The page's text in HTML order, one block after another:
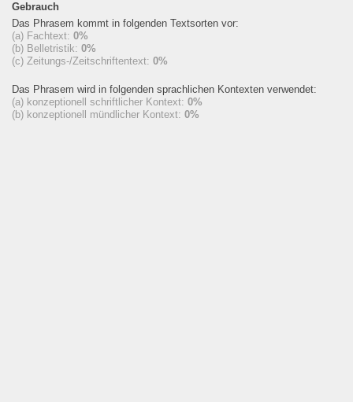
Gebrauch
Das Phrasem kommt in folgenden Textsorten vor:
(a) Fachtext: 0%
(b) Belletristik: 0%
(c) Zeitungs-/Zeitschriftentext: 0%
Das Phrasem wird in folgenden sprachlichen Kontexten verwendet:
(a) konzeptionell schriftlicher Kontext: 0%
(b) konzeptionell mündlicher Kontext: 0%